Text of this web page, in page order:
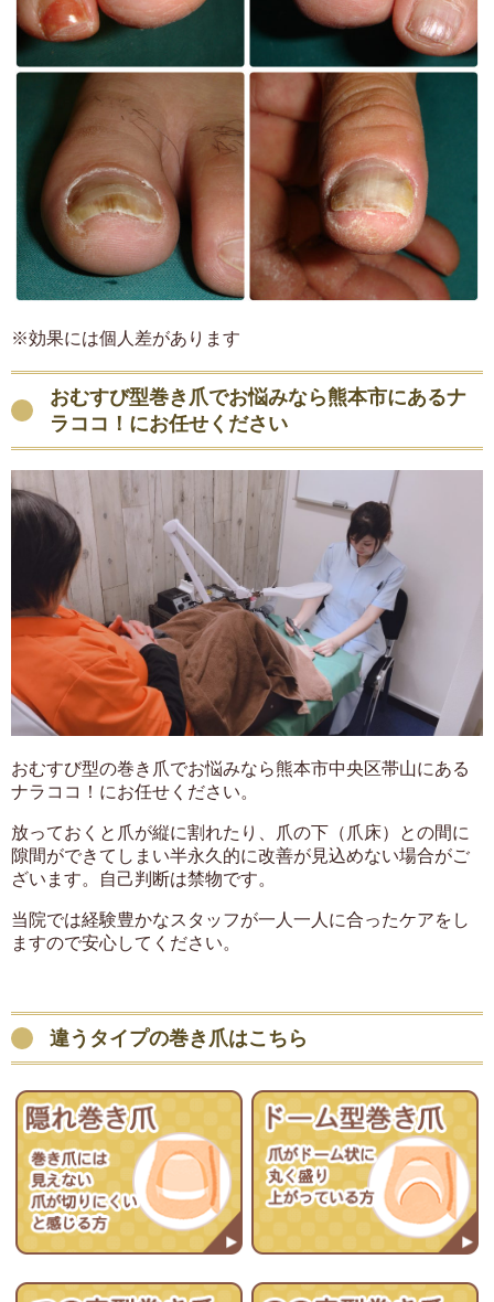
※効果には個人差があります
おむすび型巻き爪でお悩みなら熊本市にあるナ
ラココ！にお任せください
おむすび型の巻き爪でお悩みなら熊本市中央区帯山にある
ナラココ！にお任せください。
放っておくと爪が縦に割れたり、爪の下（爪床）との間に
隙間ができてしまい半永久的に改善が見込めない場合がご
ざいます。自己判断は禁物です。
当院では経験豊かなスタッフが一人一人に合ったケアをし
ますので安心してください。
違うタイプの巻き爪はこちら